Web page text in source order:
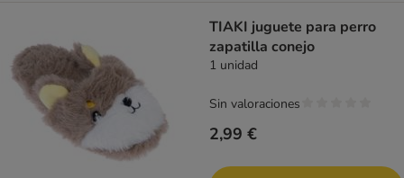
TIAKI juguete para perro
zapatilla conejo
1 unidad
2,99 €
Sin valoraciones